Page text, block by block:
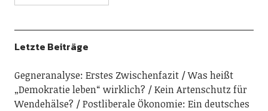
Letzte Beiträge
Gegneranalyse: Erstes Zwischenfazit
Was heißt
„Demokratie leben“ wirklich?
Kein Artenschutz für
Wendehälse?
Postliberale Ökonomie: Ein deutsches